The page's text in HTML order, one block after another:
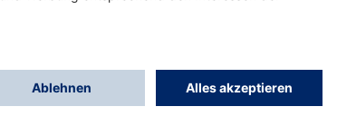
- Maskenkörper in Größe L aus
Größe 2 - 5-Punkt-Bänderung - große